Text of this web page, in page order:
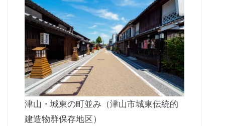
津山・城東の町並み（津山市城東伝統的
建造物群保存地区）